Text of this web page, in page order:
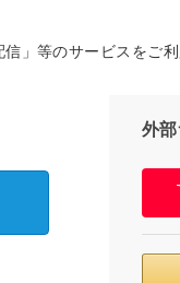
」等のサービスをご
外